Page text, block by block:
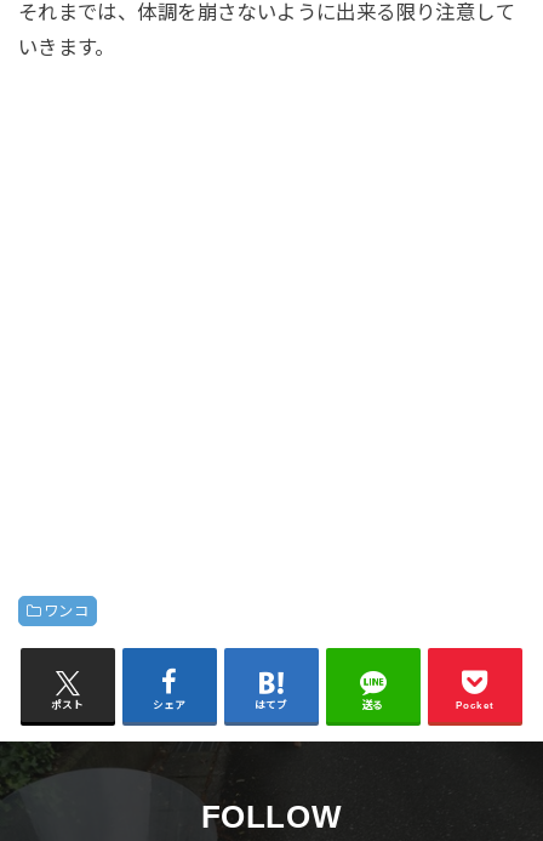
それまでは、体調を崩さないように出来る限り注意して
いきます。
ワンコ
ポスト シェア はてブ 送る Pocket
FOLLOW